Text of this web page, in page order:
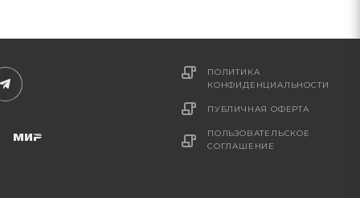
ПОЛИТИКА
КОНФИДЕНЦИАЛЬНОСТИ
ПУБЛИЧНАЯ ОФЕРТА
ПОЛЬЗОВАТЕЛЬСКОЕ
СОГЛАШЕНИЕ